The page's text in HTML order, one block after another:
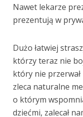
Nawet lekarze
prezentują w
Dużo łatwiej
którzy teraz nie
który nie
zleca naturalne
o którym
dziećmi, zalecał